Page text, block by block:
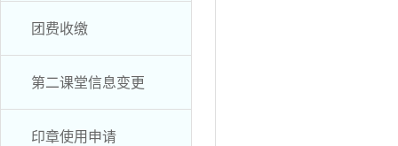
团费收缴
第二课堂信息变更
印章使用申请